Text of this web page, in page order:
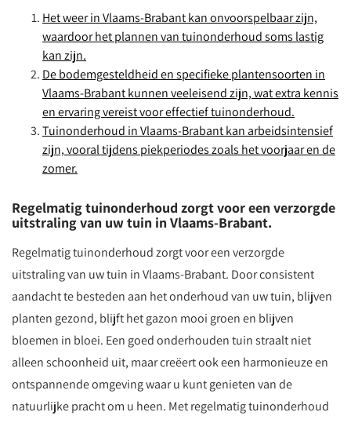
Het weer in Vlaams-Brabant kan onvoorspelbaar zijn,
waardoor het plannen van tuinonderhoud soms lastig
kan zijn.
De bodemgesteldheid en specifieke plantensoorten in
Vlaams-Brabant kunnen veeleisend zijn, wat extra kennis
en ervaring vereist voor effectief tuinonderhoud.
Tuinonderhoud in Vlaams-Brabant kan arbeidsintensief
zijn, vooral tijdens piekperiodes zoals het voorjaar en de
zomer.
Regelmatig tuinonderhoud zorgt voor een verzorgde
uitstraling van uw tuin in Vlaams-Brabant.
Regelmatig tuinonderhoud zorgt voor een verzorgde
uitstraling van uw tuin in Vlaams-Brabant. Door consistent
aandacht te besteden aan het onderhoud van uw tuin, blijven
planten gezond, blijft het gazon mooi groen en blijven
bloemen in bloei. Een goed onderhouden tuin straalt niet
alleen schoonheid uit, maar creëert ook een harmonieuze en
ontspannende omgeving waar u kunt genieten van de
natuurlijke pracht om u heen. Met regelmatig tuinonderhoud